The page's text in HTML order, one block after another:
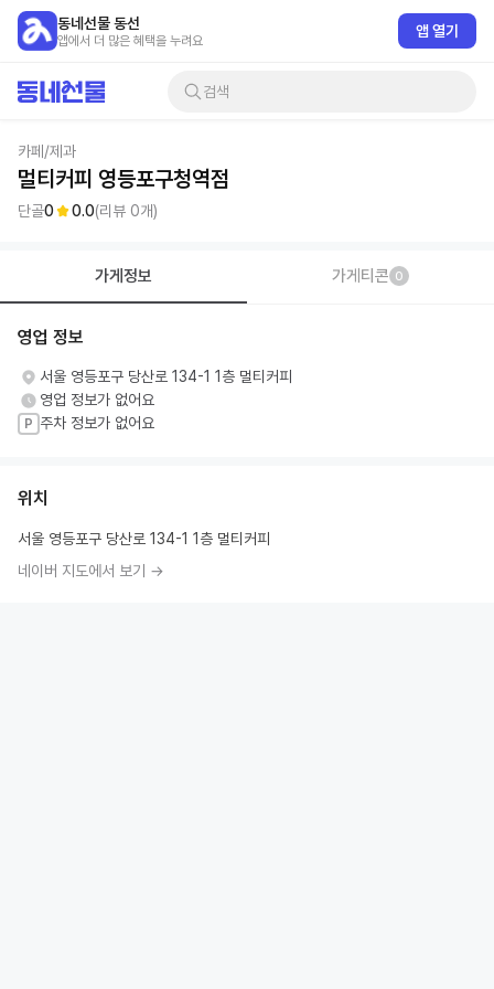
동네선물 동선
앱에서 더 많은 혜택을 누려요
앱 열기
검색
카페/제과
멀티커피 영등포구청역점
단골0 0.0(리뷰 0개)
가게정보 가게티콘 0
영업 정보
서울 영등포구 당산로 134-1 1층 멀티커피
영업 정보가 없어요
P 주차 정보가 없어요
위치
서울 영등포구 당산로 134-1 1층 멀티커피
네이버 지도에서 보기 →